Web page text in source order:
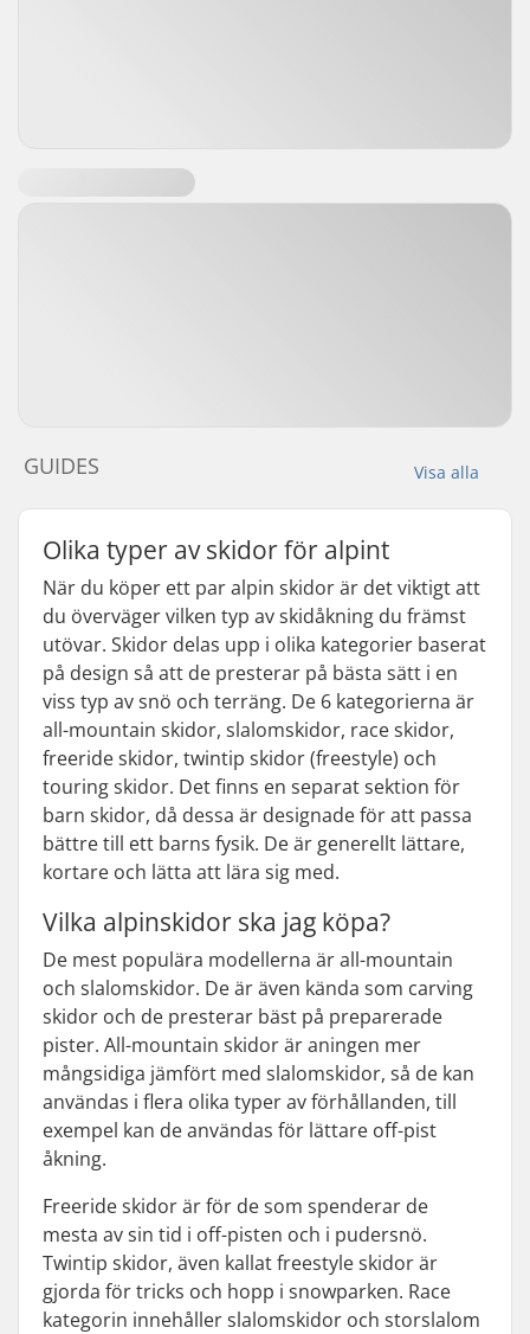
Visa alla
GUIDES
Olika typer av skidor för alpint
När du köper ett par alpin skidor är det viktigt att
du överväger vilken typ av skidåkning du främst
utövar. Skidor delas upp i olika kategorier baserat
på design så att de presterar på bästa sätt i en
viss typ av snö och terräng. De 6 kategorierna är
all-mountain skidor, slalomskidor, race skidor,
freeride skidor, twintip skidor (freestyle) och
touring skidor. Det finns en separat sektion för
barn skidor, då dessa är designade för att passa
bättre till ett barns fysik. De är generellt lättare,
kortare och lätta att lära sig med.
Vilka alpinskidor ska jag köpa?
De mest populära modellerna är all-mountain
och slalomskidor. De är även kända som carving
skidor och de presterar bäst på preparerade
pister. All-mountain skidor är aningen mer
mångsidiga jämfört med slalomskidor, så de kan
användas i flera olika typer av förhållanden, till
exempel kan de användas för lättare off-pist
åkning.
Freeride skidor är för de som spenderar de
mesta av sin tid i off-pisten och i pudersnö.
Twintip skidor, även kallat freestyle skidor är
gjorda för tricks och hopp i snowparken. Race
kategorin innehåller slalomskidor och storslalom